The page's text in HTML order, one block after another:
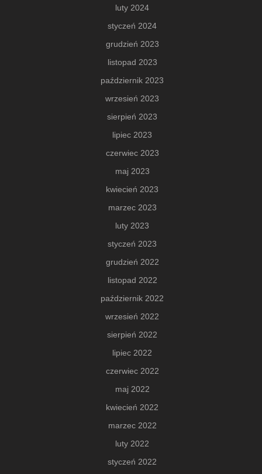
luty 2024
styczeń 2024
grudzień 2023
listopad 2023
październik 2023
wrzesień 2023
sierpień 2023
lipiec 2023
czerwiec 2023
maj 2023
kwiecień 2023
marzec 2023
luty 2023
styczeń 2023
grudzień 2022
listopad 2022
październik 2022
wrzesień 2022
sierpień 2022
lipiec 2022
czerwiec 2022
maj 2022
kwiecień 2022
marzec 2022
luty 2022
styczeń 2022